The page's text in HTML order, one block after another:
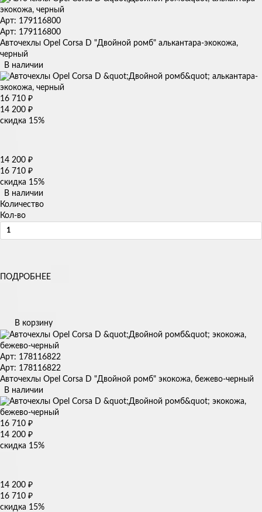
Арт: 179116800
Арт: 179116800
Авточехлы Opel Corsa D "Двойной ромб" алькантара-экокожа,
черный
В наличии
16 710 ₽
14 200 ₽
скидка 15%
14 200 ₽
16 710 ₽
скидка 15%
В наличии
Количество
Кол-во
ПОДРОБНЕЕ
В корзину
Арт: 178116822
Арт: 178116822
Авточехлы Opel Corsa D "Двойной ромб" экокожа, бежево-черный
В наличии
16 710 ₽
14 200 ₽
скидка 15%
14 200 ₽
16 710 ₽
скидка 15%